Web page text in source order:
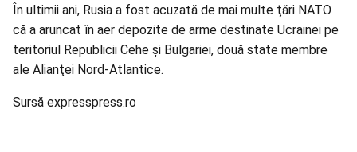
În ultimii ani, Rusia a fost acuzată de mai multe ţări NATO
că a aruncat în aer depozite de arme destinate Ucrainei pe
teritoriul Republicii Cehe şi Bulgariei, două state membre
ale Alianţei Nord-Atlantice.
Sursă expresspress.ro